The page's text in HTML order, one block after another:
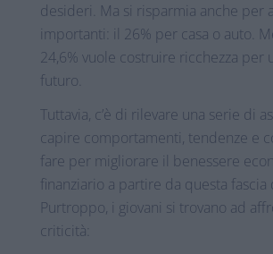
desideri. Ma si risparmia anche per
importanti: il 26% per casa o auto.
24,6% vuole costruire ricchezza per
futuro.
Tuttavia, c’è di rilevare una serie di
capire comportamenti, tendenze e
fare per migliorare il benessere
finanziario a partire da questa fascia
Purtroppo, i giovani si trovano ad
criticità: